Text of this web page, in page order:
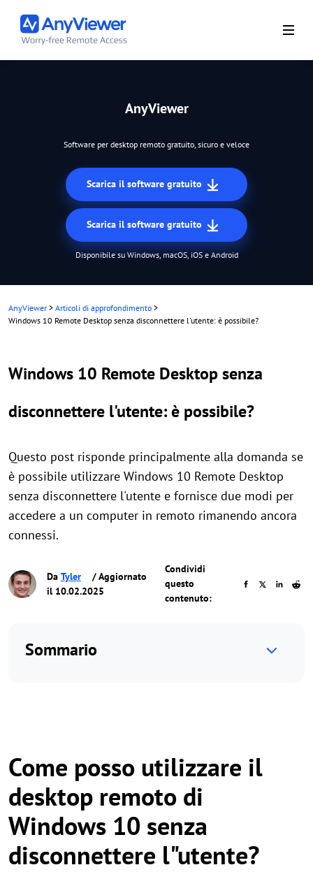
AnyViewer
Software per desktop remoto gratuito, sicuro e veloce
Scarica il software gratuito
Scarica il software gratuito
Disponibile su Windows, macOS, iOS e Android
AnyViewer > Articoli di approfondimento >
Windows 10 Remote Desktop senza disconnettere l'utente: è possibile?
Windows 10 Remote Desktop senza
disconnettere l'utente: è possibile?
Questo post risponde principalmente alla domanda se
è possibile utilizzare Windows 10 Remote Desktop
senza disconnettere l'utente e fornisce due modi per
accedere a un computer in remoto rimanendo ancora
connessi.
Da Tyler
/ Aggiornato
il 10.02.2025
Condividi
questo
contenuto:
Sommario
Come posso utilizzare il
desktop remoto di
Windows 10 senza
disconnettere l"utente?